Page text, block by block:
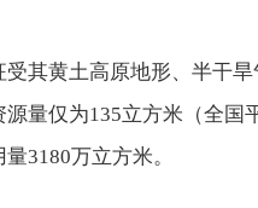
受其黄土高原地形、半干
量仅为135立方米（全国
3180万立方米。